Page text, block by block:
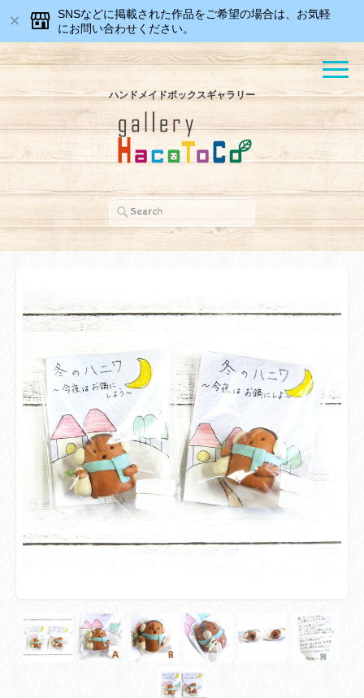
SNSなどに掲載された作品をご希望の場合は、お気軽
にお問い合わせください。
ハンドメイドボックスギャラリー